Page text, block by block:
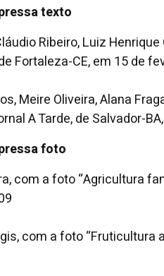
texto
Ribeiro, Luiz
Fortaleza-CE, em 15 de
Meire Oliveira, Alana
A Tarde, de Salvador-
foto
com a foto “Agricultura
com a foto “Fruticultura